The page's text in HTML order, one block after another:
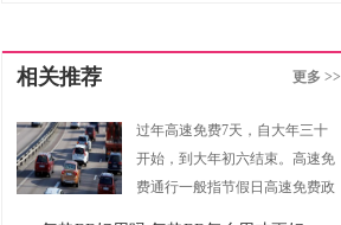
相关推荐 更多 >>
过年高速免费7天，自大年三十
开始，到大年初六结束。高速免
费通行一般指节假日高速免费政